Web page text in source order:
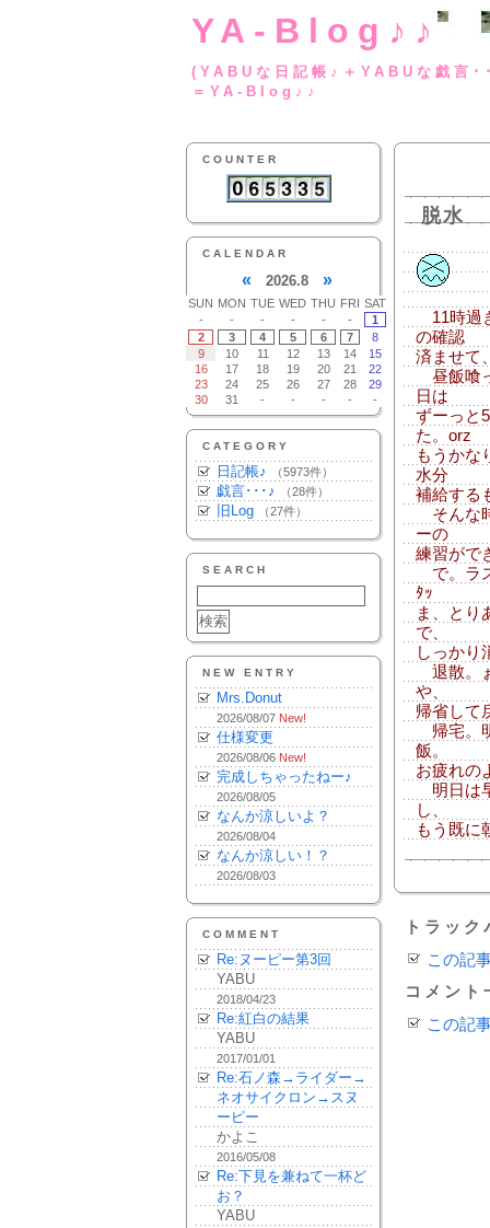
YA-Blog♪♪
(YABUな日記帳♪
＝YA-Blog♪♪
COUNTER
CALENDAR
« 2026.8 »
SUN MON TUE WED THU FRI SAT
-
- - - - -
1
2
3 4 5 6 7
8
9
10 11 12 13 14
15
16
17 18 19 20 21
22
23
24 25 26 27 28
29
30
31 - - - - -
CATEGORY
日記帳♪ （5973件）
戯言･･･♪ （28件）
旧Log （27件）
SEARCH
NEW ENTRY
Mrs.Donut
2026/08/07 New!
仕様変更
2026/08/06 New!
完成しちゃったねー♪
2026/08/05
なんか涼しいよ？
2026/08/04
なんか涼しい！？
2026/08/03
COMMENT
Re:ヌーピー第3回
YABU
2018/04/23
Re:紅白の結果
YABU
2017/01/01
Re:石ノ森→ライダー→
ネオサイクロン→スヌ
ーピー
かよこ
2016/05/08
Re:下見を兼ねて一杯ど
お？
YABU
脱水
11時過
の確認
済ませて
昼飯喰
日は
ずーっと
た。orz
もうかな
水分
補給する
そんな
ーの
練習がで
で。ラ
ﾀｯ
ま、とり
で、
しっかり
退散。
や、
帰省して
帰宅。
飯。
お疲れの
明日は
し、
もう既に
トラッ
この記
コメント
この記